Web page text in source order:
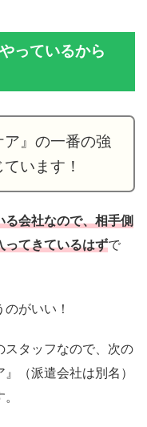
っているから
』の一番の強
います！
る会社なので、相手側
ってきているはずで
がいい！
スタッフなので、次の
（派遣会社は別名）